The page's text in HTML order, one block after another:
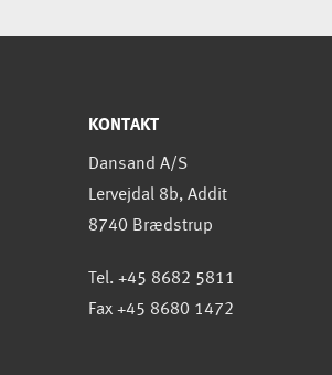
KONTAKT
Dansand A/S
Lervejdal 8b, Addit
8740 Brædstrup
Tel. +45 8682 5811
Fax +45 8680 1472